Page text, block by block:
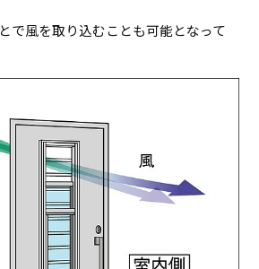
で風を取り込むことも可能となって